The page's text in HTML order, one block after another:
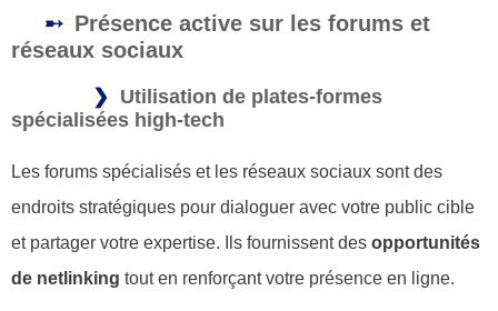
Présence active sur les forums et
réseaux sociaux
Utilisation de plates-formes
spécialisées high-tech
Les forums spécialisés et les réseaux sociaux sont des
endroits stratégiques pour dialoguer avec votre public cible
et partager votre expertise. Ils fournissent des opportunités
de netlinking tout en renforçant votre présence en ligne.